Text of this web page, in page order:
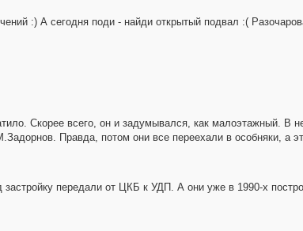
:) А сегодня поди - найди открытый подвал :(
Скорее всего, он и задумывался, как малоэтажный. В
Правда, потом они все переехали в особняки, а
застройку передали от ЦКБ к УДП. А они уже в 1990-х